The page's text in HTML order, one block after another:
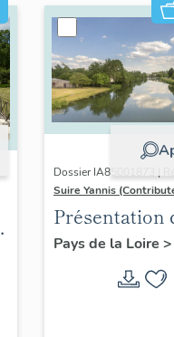
Dossier IA85001873 |
Suire Yannis
Présentation
territoire de
de la Sèvre
dans le Marais
Pays de la Loire >